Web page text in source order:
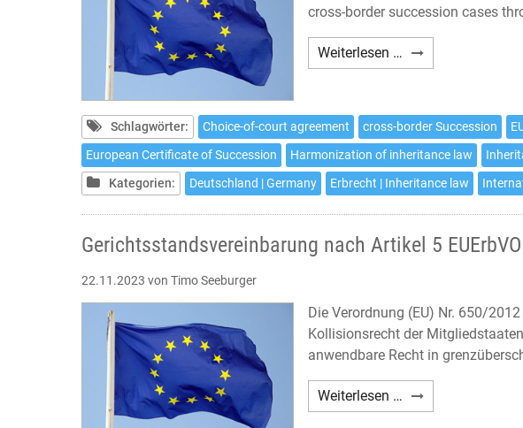
cross-border succession cases
Weiterlesen … Choice
of
agreement
pursuant
to
Article
5
Succession
Schlagwörter: Choice-of-court agreement cross-border Succession
European Certificate of Succession
Harmonization of inheritance law
Kategorien:
Deutschland | Germany Erbrecht | Inheritance law
Gerichtsstandsvereinbarung nach Artikel 5 EUErbVO
22.11.2023 von Timo Seeburger
Die Verordnung (EU) Nr. 650/
Kollisionsrecht der
anwendbare Recht in
Weiterlesen …
nach